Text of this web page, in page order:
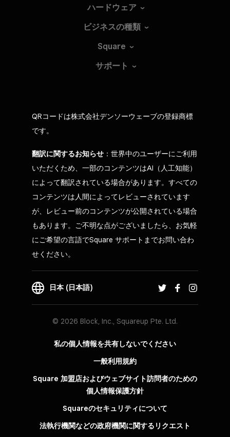
ハードウェア
ビジネスの種類
Square
サポート
QRコードは株式会社デンソーウェーブの登録商標
です。
翻訳に関するお知らせ ：世界中のユーザーにご利用
いただくため、一部のコンテンツはAI（人工知能）
によって翻訳されている場合があります。すべての
コンテンツは人間によってレビューされています
が、レビュー前のコンテンツが公開されている場合
もあります。ご不明な点がございましたら、お気軽
にご希望の言語でSquare サポートまでお問い合わ
せください。
日本 (日本語)
© 2026 Block, Inc., Squareup Pte. Ltd.
私の個人情報を共有しないでください
一般利用規約
Square 加盟店およびウェブサイト訪問者の​ための​
個人情報保護方針​
Squareのセキュリティについて
法執行機関などの政府機関に関するリクエスト